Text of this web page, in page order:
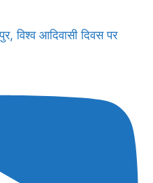
विश्व आदिवासी दिवस पर